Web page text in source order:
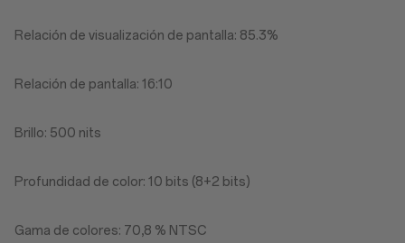
Relación de visualización de pantalla: 85.3%
Relación de pantalla: 16:10
Brillo: 500 nits
Profundidad de color: 10 bits (8+2 bits)
Gama de colores: 70,8 % NTSC